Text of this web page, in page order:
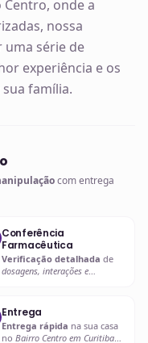
onde a
nossa
uma série de
experiência e os
família.
com entrega
Conferência
Farmacêutica
Verificação detalhada de
dosagens, interações e
Entrega
Entrega rápida na sua casa
no Bairro Centro em Curitiba